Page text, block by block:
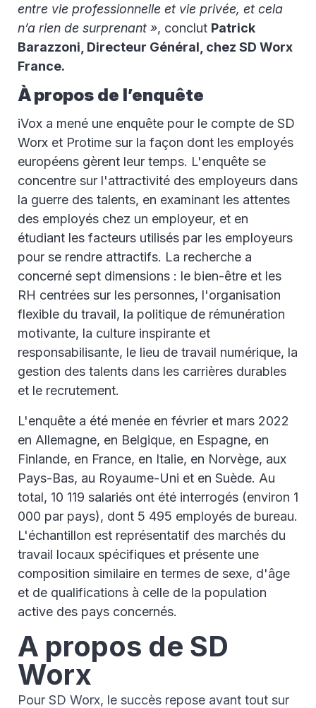
entre vie professionnelle et vie privée, et cela
n’a rien de surprenant », conclut Patrick
Barazzoni, Directeur Général, chez SD Worx
France.
À propos de l’enquête
iVox a mené une enquête pour le compte de SD
Worx et Protime sur la façon dont les employés
européens gèrent leur temps. L'enquête se
concentre sur l'attractivité des employeurs dans
la guerre des talents, en examinant les attentes
des employés chez un employeur, et en
étudiant les facteurs utilisés par les employeurs
pour se rendre attractifs. La recherche a
concerné sept dimensions : le bien-être et les
RH centrées sur les personnes, l'organisation
flexible du travail, la politique de rémunération
motivante, la culture inspirante et
responsabilisante, le lieu de travail numérique, la
gestion des talents dans les carrières durables
et le recrutement.
L'enquête a été menée en février et mars 2022
en Allemagne, en Belgique, en Espagne, en
Finlande, en France, en Italie, en Norvège, aux
Pays-Bas, au Royaume-Uni et en Suède. Au
total, 10 119 salariés ont été interrogés (environ 1
000 par pays), dont 5 495 employés de bureau.
L'échantillon est représentatif des marchés du
travail locaux spécifiques et présente une
composition similaire en termes de sexe, d'âge
et de qualifications à celle de la population
active des pays concernés.
A propos de SD
Worx
Pour SD Worx, le succès repose avant tout sur